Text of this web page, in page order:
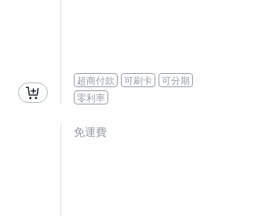
超商付款 可刷卡
可分期
零利率
免運費